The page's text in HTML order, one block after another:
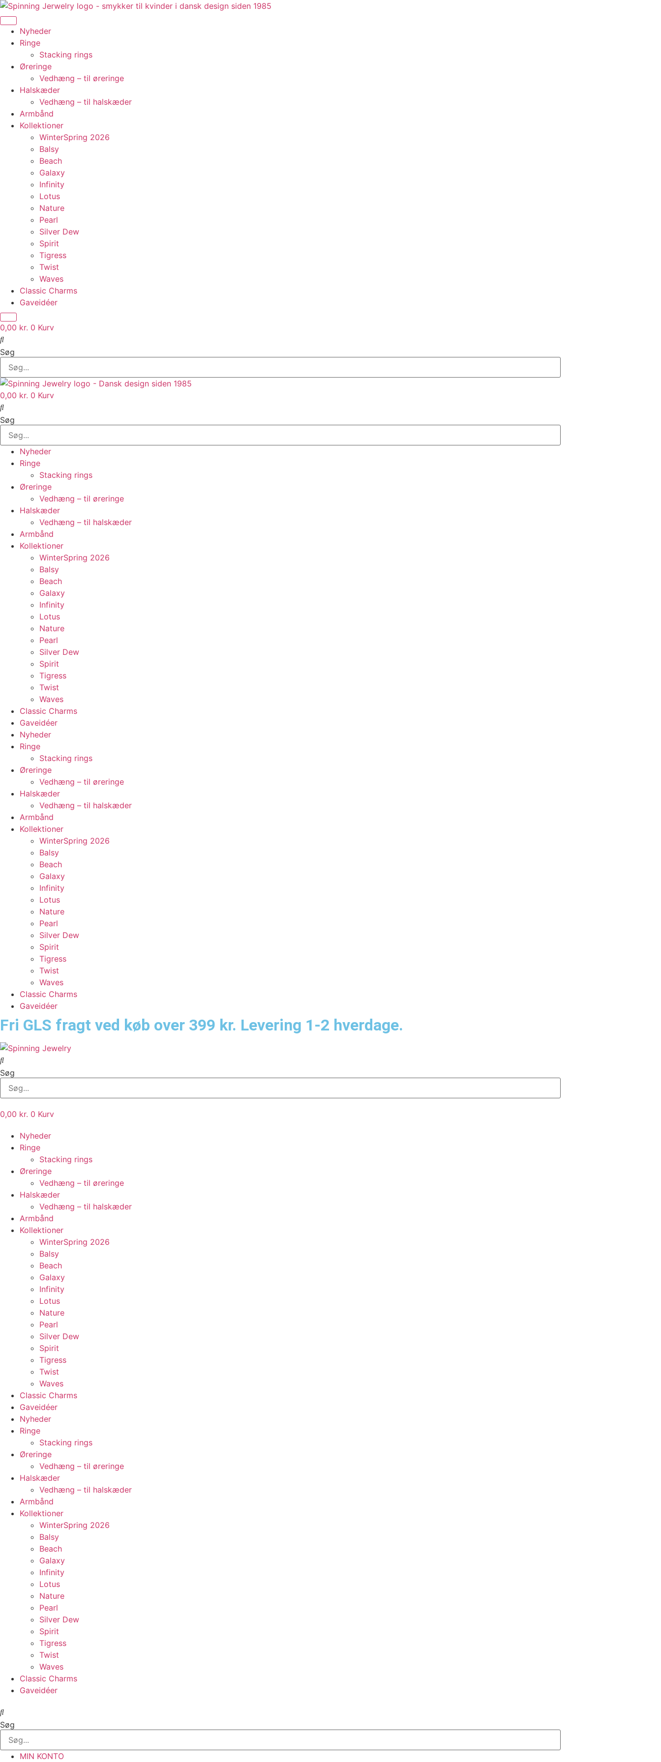
Videre
til
indholdNyheder
Ringe
Stacking rings
Øreringe
Vedhæng – til øreringe
Halskæder
Vedhæng – til halskæder
Armbånd
Kollektioner
WinterSpring 2026
Balsy
Beach
Galaxy
Infinity
Lotus
Nature
Pearl
Silver Dew
Spirit
Tigress
Twist
Waves
Classic Charms
Gaveidéer
0,00 kr. 0 Kurv
Søg
0,00 kr. 0 Kurv
Søg
Nyheder
Ringe
Stacking rings
Øreringe
Vedhæng – til øreringe
Halskæder
Vedhæng – til halskæder
Armbånd
Kollektioner
WinterSpring 2026
Balsy
Beach
Galaxy
Infinity
Lotus
Nature
Pearl
Silver Dew
Spirit
Tigress
Twist
Waves
Classic Charms
Gaveidéer
Nyheder
Ringe
Stacking rings
Øreringe
Vedhæng – til øreringe
Halskæder
Vedhæng – til halskæder
Armbånd
Kollektioner
WinterSpring 2026
Balsy
Beach
Galaxy
Infinity
Lotus
Nature
Pearl
Silver Dew
Spirit
Tigress
Twist
Waves
Classic Charms
Gaveidéer
Fri GLS fragt ved køb over 399 kr. Levering 1-2 hverdage.
Søg
0,00 kr. 0 Kurv
Nyheder
Ringe
Stacking rings
Øreringe
Vedhæng – til øreringe
Halskæder
Vedhæng – til halskæder
Armbånd
Kollektioner
WinterSpring 2026
Balsy
Beach
Galaxy
Infinity
Lotus
Nature
Pearl
Silver Dew
Spirit
Tigress
Twist
Waves
Classic Charms
Gaveidéer
Nyheder
Ringe
Stacking rings
Øreringe
Vedhæng – til øreringe
Halskæder
Vedhæng – til halskæder
Armbånd
Kollektioner
WinterSpring 2026
Balsy
Beach
Galaxy
Infinity
Lotus
Nature
Pearl
Silver Dew
Spirit
Tigress
Twist
Waves
Classic Charms
Gaveidéer
Søg
MIN KONTO